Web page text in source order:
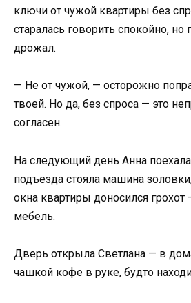
ключи от чужой квартиры без
старалась говорить спокойно, но
дрожал.
— Не от чужой, — осторожно
твоей. Но да, без спроса — это
согласен.
На следующий день Анна
подъезда стояла машина
окна квартиры доносился грохот
мебель.
Дверь открыла Светлана — в
чашкой кофе в руке, будто